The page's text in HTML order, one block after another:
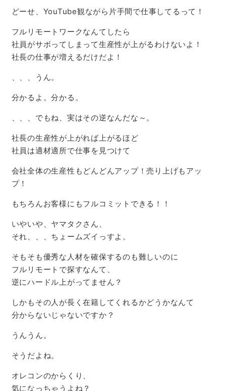
どーせ、YouTube観ながら片手間で仕事してるって！
フルリモートワークなんてしたら
社員がサボってしまって生産性が上がるわけないよ！
社長の仕事が増えるだけだよ！
、、、うん。
分かるよ。分かる。
、、、でもね、実はその逆なんだな～。
社長の生産性が上がれば上がるほど
社員は適材適所で仕事を見つけて
会社全体の生産性もどんどんアップ！売り上げもアッ
プ！
もちろんお客様にもフルコミットできる！！
いやいや、ヤマタクさん、
それ、、、ちょームズイっすよ。
そもそも優秀な人材を確保するのも難しいのに
フルリモートで探すなんて、
逆にハードル上がってません？
しかもその人が長く在籍してくれるかどうかなんて
分からないじゃないですか？
うんうん。
そうだよね。
オレコンのからくり、
気になっちゃうよね？